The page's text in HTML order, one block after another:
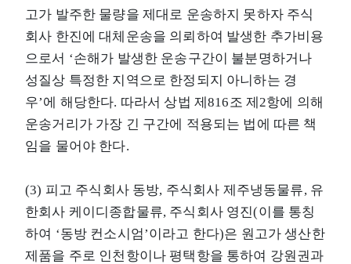
고가 발주한 물량을 제대로 운송하지 못하자 주식
회사 한진에 대체운송을 의뢰하여 발생한 추가비용
으로서 ‘손해가 발생한 운송구간이 불분명하거나
성질상 특정한 지역으로 한정되지 아니하는 경
우’에 해당한다. 따라서 상법 제816조 제2항에 의해
운송거리가 가장 긴 구간에 적용되는 법에 따른 책
임을 물어야 한다.
(3) 피고 주식회사 동방, 주식회사 제주냉동물류, 유
한회사 케이디종합물류, 주식회사 영진(이를 통칭
하여 ‘동방 컨소시엄’이라고 한다)은 원고가 생산한
제품을 주로 인천항이나 평택항을 통하여 강원권과